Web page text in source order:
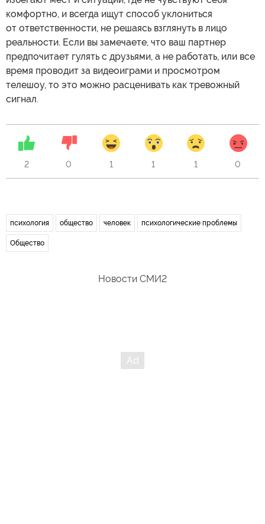
комфортно, и всегда ищут способ уклониться
от ответственности, не решаясь взглянуть в лицо
реальности. Если вы замечаете, что ваш партнер
предпочитает гулять с друзьями, а не работать, или все
время проводит за видеоиграми и просмотром
телешоу, то это можно расценивать как тревожный
сигнал.
2 0 1 1 1 0
психология общество человек психологические проблемы
Общество
Новости СМИ2